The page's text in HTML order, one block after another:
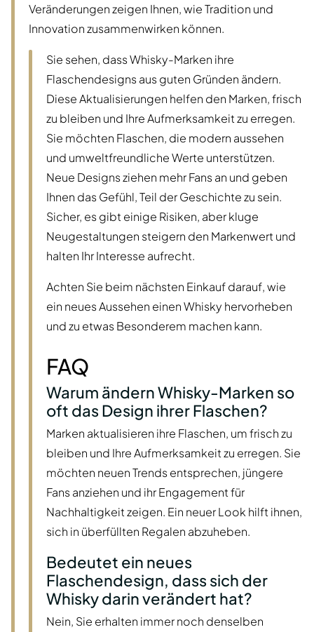
Veränderungen zeigen Ihnen, wie Tradition und
Innovation zusammenwirken können.
Sie sehen, dass Whisky-Marken ihre
Flaschendesigns aus guten Gründen ändern.
Diese Aktualisierungen helfen den Marken, frisch
zu bleiben und Ihre Aufmerksamkeit zu erregen.
Sie möchten Flaschen, die modern aussehen
und umweltfreundliche Werte unterstützen.
Neue Designs ziehen mehr Fans an und geben
Ihnen das Gefühl, Teil der Geschichte zu sein.
Sicher, es gibt einige Risiken, aber kluge
Neugestaltungen steigern den Markenwert und
halten Ihr Interesse aufrecht.
Achten Sie beim nächsten Einkauf darauf, wie
ein neues Aussehen einen Whisky hervorheben
und zu etwas Besonderem machen kann.
FAQ
Warum ändern Whisky-Marken so
oft das Design ihrer Flaschen?
Marken aktualisieren ihre Flaschen, um frisch zu
bleiben und Ihre Aufmerksamkeit zu erregen. Sie
möchten neuen Trends entsprechen, jüngere
Fans anziehen und ihr Engagement für
Nachhaltigkeit zeigen. Ein neuer Look hilft ihnen,
sich in überfüllten Regalen abzuheben.
Bedeutet ein neues
Flaschendesign, dass sich der
Whisky darin verändert hat?
Nein, Sie erhalten immer noch denselben